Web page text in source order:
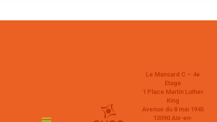
Le Mansard C – 4e
Etage
1 Place Martin Luther
King
Avenue du 8 mai 1945
13090 Aix-en-